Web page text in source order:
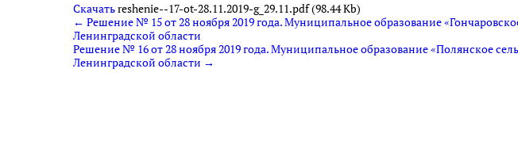
Скачатьreshenie--17-ot-28.11.2019-g_29.11.pdf (98.44 Kb)
← Решение № 15 от 28 ноября 2019 года. Муниципальное образование
Ленинградской области
Решение № 16 от 28 ноября 2019 года. Муниципальное образование «Полянское
Ленинградской области →